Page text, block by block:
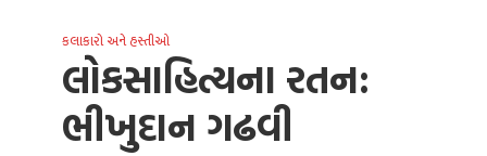
કલાકારો અને હસ્તીઓ
લોકસાહિત્યના રતન:
ભીખુદાન ગઢવી